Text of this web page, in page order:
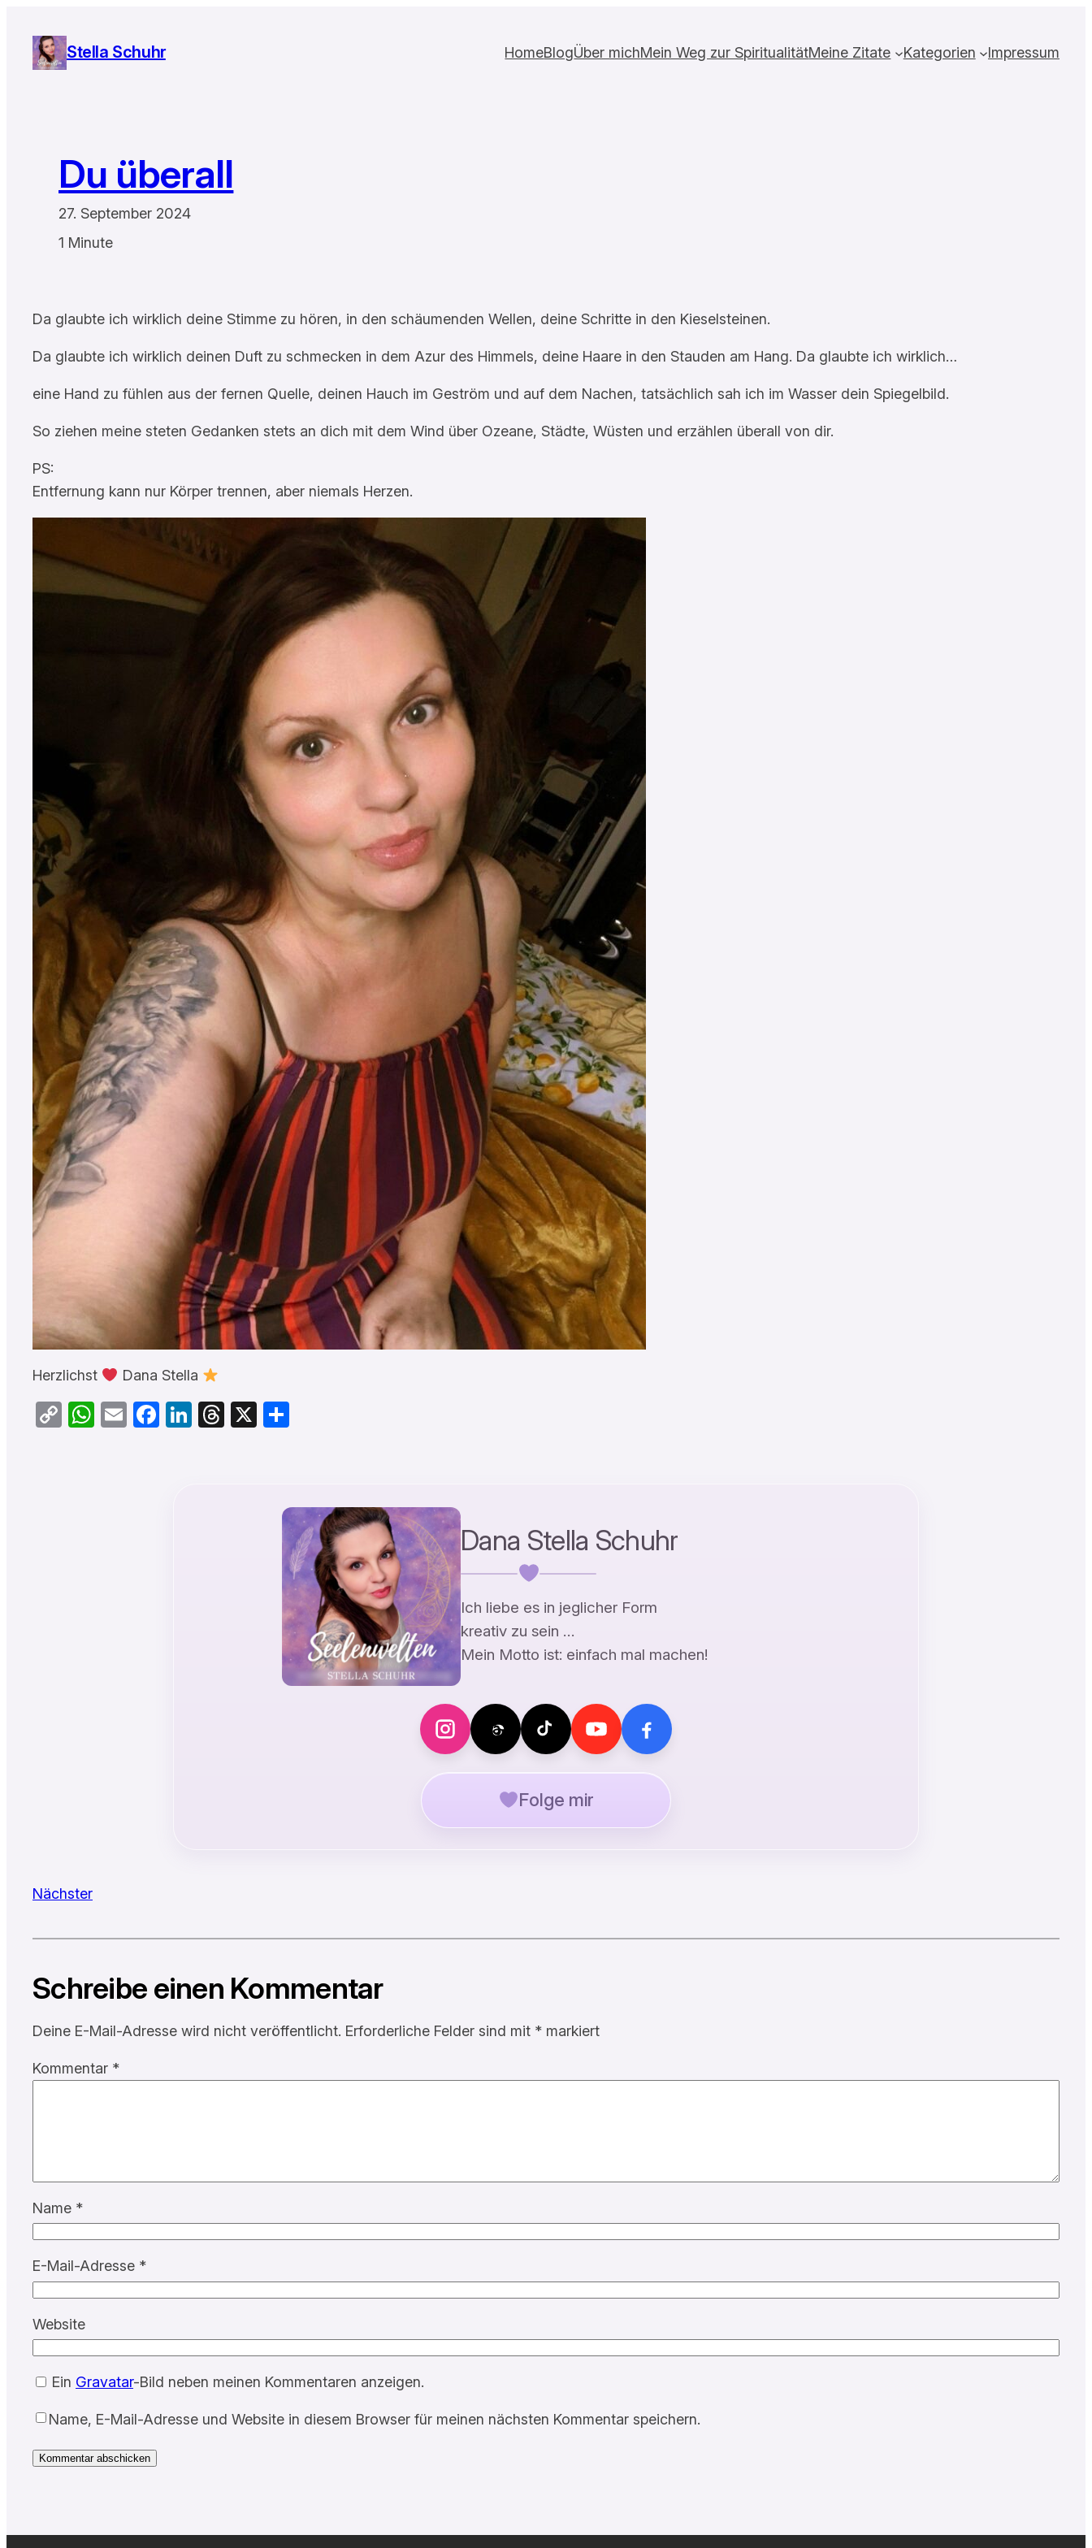
Inhalt
springen
Stella Schuhr HomeBlogÜber michMein Weg zur SpiritualitätMeine Zitate Kategorien Impressum
Du überall
27. September 2024
1 Minute
Da glaubte ich wirklich deine Stimme zu hören, in den schäumenden Wellen, deine Schritte in den Kieselsteinen.
Da glaubte ich wirklich deinen Duft zu schmecken in dem Azur des Himmels, deine Haare in den Stauden am Hang. Da glaubte ich wirklich…
eine Hand zu fühlen aus der fernen Quelle, deinen Hauch im Geström und auf dem Nachen, tatsächlich sah ich im Wasser dein Spiegelbild.
So ziehen meine steten Gedanken stets an dich mit dem Wind über Ozeane, Städte, Wüsten und erzählen überall von dir.
PS:
Entfernung kann nur Körper trennen, aber niemals Herzen.
Herzlichst Dana Stella
CopyWhatsApp
EmailFacebook
LinkedIn
Threads
X
Dana Stella Schuhr
Ich liebe es in jeglicher Form
kreativ zu sein …
Mein Motto ist: einfach mal machen!
Folge mir
Nächster
Schreibe einen Kommentar
Deine E-Mail-Adresse wird nicht veröffentlicht. Erforderliche Felder sind mit * markiert
Kommentar *
Name *
E-Mail-Adresse *
Website
Ein Gravatar-Bild neben meinen Kommentaren anzeigen.
Name, E-Mail-Adresse und Website in diesem Browser für meinen nächsten Kommentar speichern.